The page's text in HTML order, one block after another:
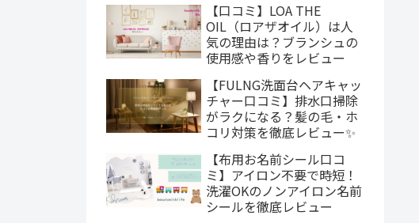
【口コミ】LOA THE
OIL（ロアザオイル）は人
気の理由は？ブランシュの
使用感や香りをレビュー
【FULNG洗面台ヘアキャッ
チャー口コミ】排水口掃除
がラクになる？髪の毛・ホ
コリ対策を徹底レビュー✨
【布用お名前シール口コ
ミ】アイロン不要で時短！
洗濯OKのノンアイロン名前
シールを徹底レビュー